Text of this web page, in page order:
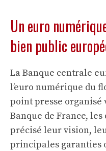
Un euro
bien public
La Banque centrale
l’euro numérique du
point presse organisé
Banque de France,
précisé leur vision,
principales garanties